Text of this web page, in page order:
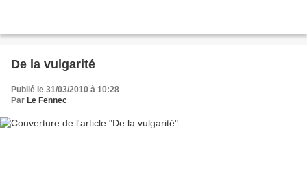
De la vulgarité
Publié le 31/03/2010 à 10:28
Par Le Fennec